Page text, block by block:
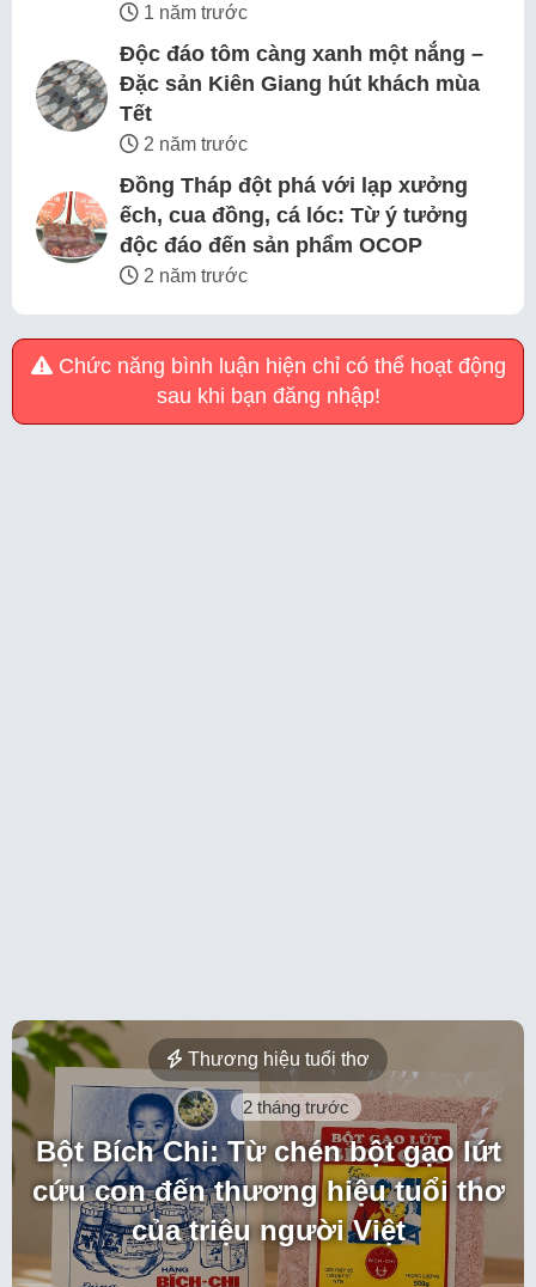
1 năm trước
Độc đáo tôm càng xanh một nắng –
Đặc sản Kiên Giang hút khách mùa
Tết
2 năm trước
Đồng Tháp đột phá với lạp xưởng
ếch, cua đồng, cá lóc: Từ ý tưởng
độc đáo đến sản phẩm OCOP
2 năm trước
Chức năng bình luận hiện chỉ có thể hoạt động
sau khi bạn đăng nhập!
Thương hiệu tuổi thơ
2 tháng trước
Bột Bích Chi: Từ chén bột gạo lứt
cứu con đến thương hiệu tuổi thơ
của triệu người Việt